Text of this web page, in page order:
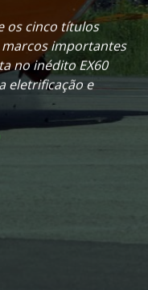
os cinco títulos
importantes
no inédito EX60
eletrificação e